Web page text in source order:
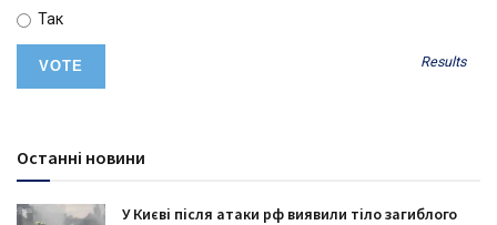
Так
Results
Останні новини
У Києві після атаки рф виявили тіло загиблого